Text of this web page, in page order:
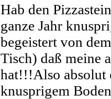
Hab den
ganze Jahr
begeistert von
Tisch) daß meine
hat!!!Also absolut
knusprigem